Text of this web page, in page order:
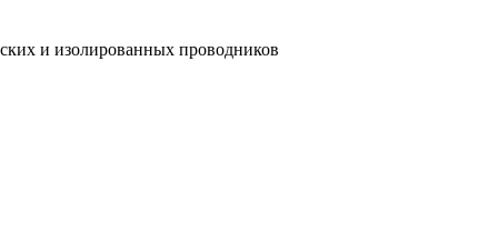
и изолированных проводников